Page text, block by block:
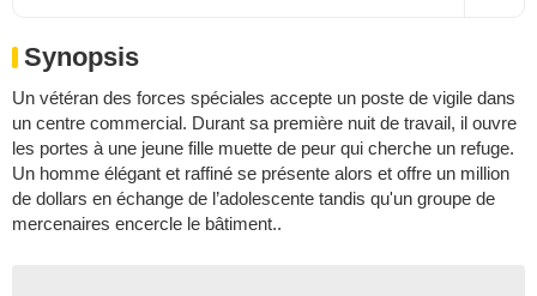
Synopsis
Un vétéran des forces spéciales accepte un poste de vigile dans
un centre commercial. Durant sa première nuit de travail, il ouvre
les portes à une jeune fille muette de peur qui cherche un refuge.
Un homme élégant et raffiné se présente alors et offre un million
de dollars en échange de l’adolescente tandis qu'un groupe de
mercenaires encercle le bâtiment..